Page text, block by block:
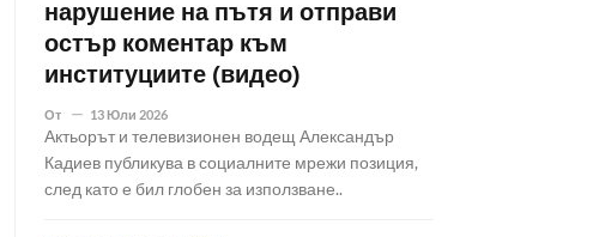
нарушение на пътя и отправи
остър коментар към
институциите (видео)
От 13 Юли 2026
Актьорът и телевизионен водещ Александър
Кадиев публикува в социалните мрежи позиция,
след като е бил глобен за използване..